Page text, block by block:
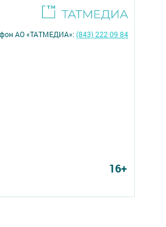
АО «ТАТМЕДИА»:(843) 222 09 84
16+